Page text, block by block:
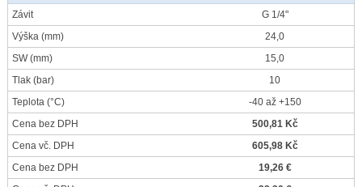
Závit
G 1/4"
Výška (mm)
24,0
SW(mm)
15,0
Tlak (bar)
10
Teplota (°C)
-40 až +150
Cena bez DPH
500,81 Kč
Cena vč. DPH
605,98 Kč
Cena bez DPH
19,26 €